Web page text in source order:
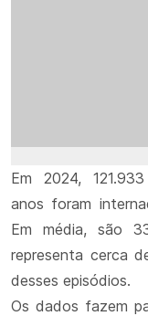
Em 2024,
anos foram
Em média, são
representa cerca
desses episódios.
Os dados fazem